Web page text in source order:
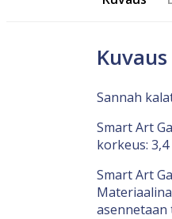
Kuvaus
Sannah
Smart Art
korkeus: 3,4
Smart Art
asennetaan